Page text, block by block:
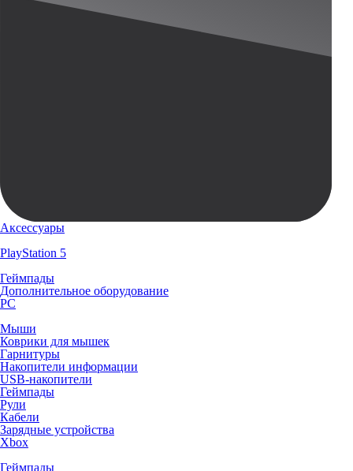
Аксессуары
PlayStation 5
Геймпады
Дополнительное оборудование
PC
Мыши
Коврики для мышек
Гарнитуры
Накопители информации
USB-накопители
Геймпады
Рули
Кабели
Зарядные устройства
Xbox
Геймпады